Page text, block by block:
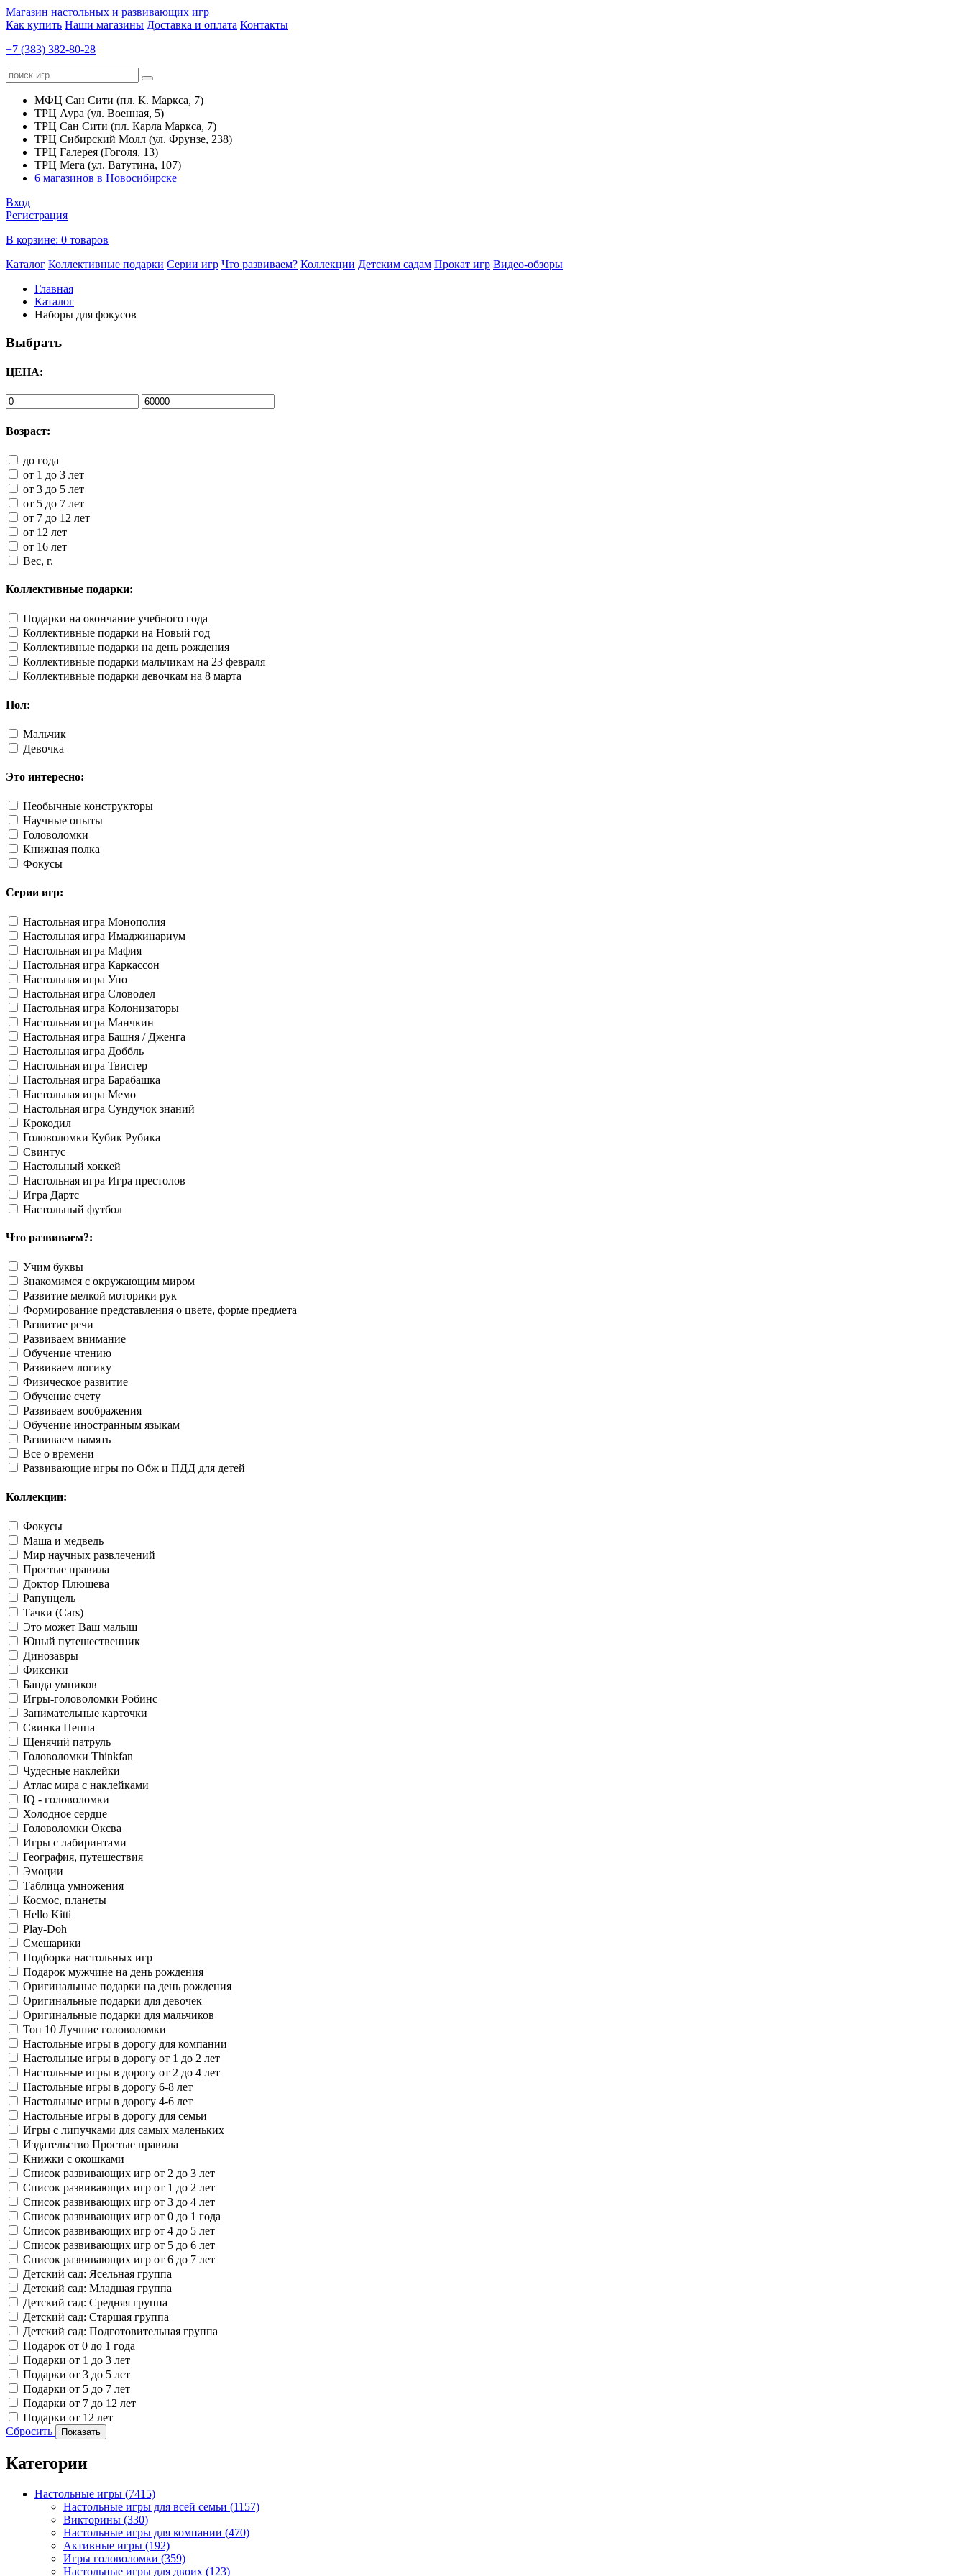
Магазин настольных и развивающих игр
Как купить Наши магазины Доставка и оплата Контакты
+7 (383) 382-80-28
МФЦ Сан Сити (пл. К. Маркса, 7)
ТРЦ Аура (ул. Военная, 5)
ТРЦ Сан Сити (пл. Карла Маркса, 7)
ТРЦ Сибирский Молл (ул. Фрунзе, 238)
ТРЦ Галерея (Гоголя, 13)
ТРЦ Мега (ул. Ватутина, 107)
6 магазинов в Новосибирске
Вход
Регистрация
В корзине: 0 товаров
Каталог Коллективные подарки Серии игр Что развиваем? Коллекции Детским садам Прокат игр Видео-обзоры
Главная
Каталог
Наборы для фокусов
Выбрать
ЦЕНА:
Возраст:
до года
от 1 до 3 лет
от 3 до 5 лет
от 5 до 7 лет
от 7 до 12 лет
от 12 лет
от 16 лет
Вес, г.
Коллективные подарки:
Подарки на окончание учебного года
Коллективные подарки на Новый год
Коллективные подарки на день рождения
Коллективные подарки мальчикам на 23 февраля
Коллективные подарки девочкам на 8 марта
Пол:
Мальчик
Девочка
Это интересно:
Необычные конструкторы
Научные опыты
Головоломки
Книжная полка
Фокусы
Серии игр:
Настольная игра Монополия
Настольная игра Имаджинариум
Настольная игра Мафия
Настольная игра Каркассон
Настольная игра Уно
Настольная игра Словодел
Настольная игра Колонизаторы
Настольная игра Манчкин
Настольная игра Башня / Дженга
Настольная игра Доббль
Настольная игра Твистер
Настольная игра Барабашка
Настольная игра Мемо
Настольная игра Сундучок знаний
Крокодил
Головоломки Кубик Рубика
Свинтус
Настольный хоккей
Настольная игра Игра престолов
Игра Дартс
Настольный футбол
Что развиваем?:
Учим буквы
Знакомимся с окружающим миром
Развитие мелкой моторики рук
Формирование представления о цвете, форме предмета
Развитие речи
Развиваем внимание
Обучение чтению
Развиваем логику
Физическое развитие
Обучение счету
Развиваем воображения
Обучение иностранным языкам
Развиваем память
Все о времени
Развивающие игры по Обж и ПДД для детей
Коллекции:
Фокусы
Маша и медведь
Мир научных развлечений
Простые правила
Доктор Плюшева
Рапунцель
Тачки (Cars)
Это может Ваш малыш
Юный путешественник
Динозавры
Фиксики
Банда умников
Игры-головоломки Робинс
Занимательные карточки
Свинка Пеппа
Щенячий патруль
Головоломки Thinkfan
Чудесные наклейки
Атлас мира с наклейками
IQ - головоломки
Холодное сердце
Головоломки Оксва
Игры с лабиринтами
География, путешествия
Эмоции
Таблица умножения
Космос, планеты
Hello Kitti
Play-Doh
Смешарики
Подборка настольных игр
Подарок мужчине на день рождения
Оригинальные подарки на день рождения
Оригинальные подарки для девочек
Оригинальные подарки для мальчиков
Топ 10 Лучшие головоломки
Настольные игры в дорогу для компании
Настольные игры в дорогу от 1 до 2 лет
Настольные игры в дорогу от 2 до 4 лет
Настольные игры в дорогу 6-8 лет
Настольные игры в дорогу 4-6 лет
Настольные игры в дорогу для семьи
Игры с липучками для самых маленьких
Издательство Простые правила
Книжки с окошками
Список развивающих игр от 2 до 3 лет
Список развивающих игр от 1 до 2 лет
Список развивающих игр от 3 до 4 лет
Список развивающих игр от 0 до 1 года
Список развивающих игр от 4 до 5 лет
Список развивающих игр от 5 до 6 лет
Список развивающих игр от 6 до 7 лет
Детский сад: Ясельная группа
Детский сад: Младшая группа
Детский сад: Средняя группа
Детский сад: Старшая группа
Детский сад: Подготовительная группа
Подарок от 0 до 1 года
Подарки от 1 до 3 лет
Подарки от 3 до 5 лет
Подарки от 5 до 7 лет
Подарки от 7 до 12 лет
Подарки от 12 лет
Сбросить
Показать
Категории
Настольные игры (7415)
Настольные игры для всей семьи (1157)
Викторины (330)
Настольные игры для компании (470)
Активные игры (192)
Игры головоломки (359)
Настольные игры для двоих (123)